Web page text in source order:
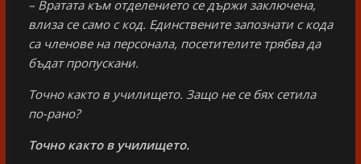
– Вратата към отделението се държи заключена,
влиза се само с код. Единствените запознати с кода
са членове на персонала, посетителите трябва да
бъдат пропускани.
Точно както в училището. Защо не се бях сетила
по-рано?
Точно както в училището.